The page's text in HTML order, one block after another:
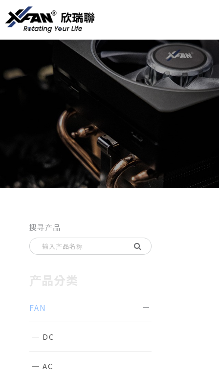
搜寻产品
产品分类
FAN
DC
AC